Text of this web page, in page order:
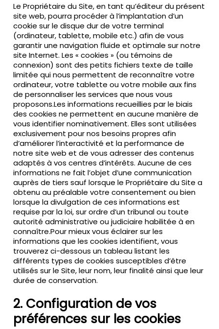
Le Propriétaire du Site, en tant qu’éditeur du présent
site web, pourra procéder à l’implantation d’un
cookie sur le disque dur de votre terminal
(ordinateur, tablette, mobile etc.) afin de vous
garantir une navigation fluide et optimale sur notre
site Internet. Les « cookies » (ou témoins de
connexion) sont des petits fichiers texte de taille
limitée qui nous permettent de reconnaître votre
ordinateur, votre tablette ou votre mobile aux fins
de personnaliser les services que nous vous
proposons.Les informations recueillies par le biais
des cookies ne permettent en aucune manière de
vous identifier nominativement. Elles sont utilisées
exclusivement pour nos besoins propres afin
d’améliorer l’interactivité et la performance de
notre site web et de vous adresser des contenus
adaptés à vos centres d’intérêts. Aucune de ces
informations ne fait l’objet d’une communication
auprès de tiers sauf lorsque le Propriétaire du Site a
obtenu au préalable votre consentement ou bien
lorsque la divulgation de ces informations est
requise par la loi, sur ordre d’un tribunal ou toute
autorité administrative ou judiciaire habilitée à en
connaître.Pour mieux vous éclairer sur les
informations que les cookies identifient, vous
trouverez ci-dessous un tableau listant les
différents types de cookies susceptibles d’être
utilisés sur le Site, leur nom, leur finalité ainsi que leur
durée de conservation.
2. Configuration de vos
préférences sur les cookies